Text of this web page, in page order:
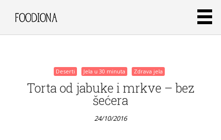
Deserti Jela u 30 minuta Zdrava jela
Torta od jabuke i mrkve – bez
šećera
24/10/2016